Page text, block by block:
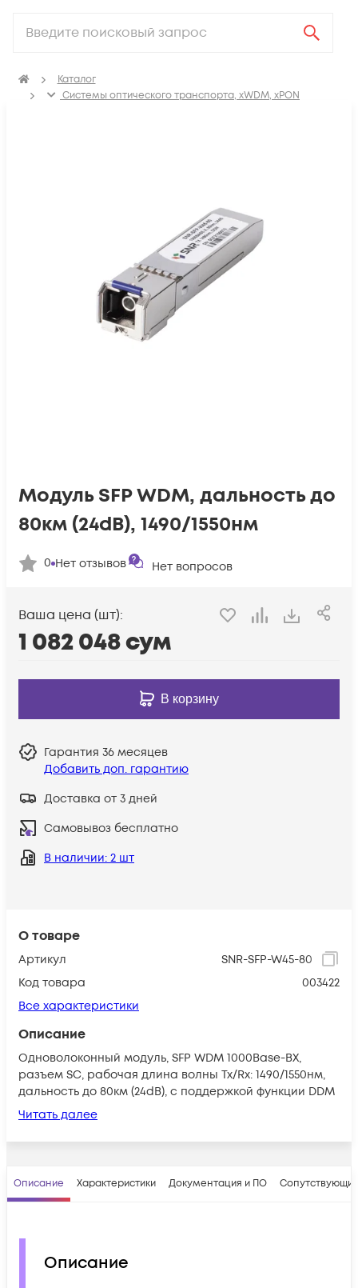
Каталог
Системы оптического транспорта, xWDM, xPON
О товаре
Артикул
SNR-SFP-W45-80
Код товара
003422
Все характеристики
Описание
Одноволоконный модуль, SFP WDM 1000Base-BX,
разъем SC, рабочая длина волны Tx/Rx: 1490/1550нм,
дальность до 80км (24dB), с поддержкой функции DDM
Читать далее
Модуль SFP WDM, дальность до
80км (24dB), 1490/1550нм
0 Нет отзывов Нет вопросов
Ваша цена (шт):
1 082 048сум
В корзину
Гарантия 36 месяцев
Добавить доп. гарантию
Доставка от 3 дней
Самовывоз бесплатно
В наличии: 2 шт
Описание Характеристики Документация и ПО
Описание